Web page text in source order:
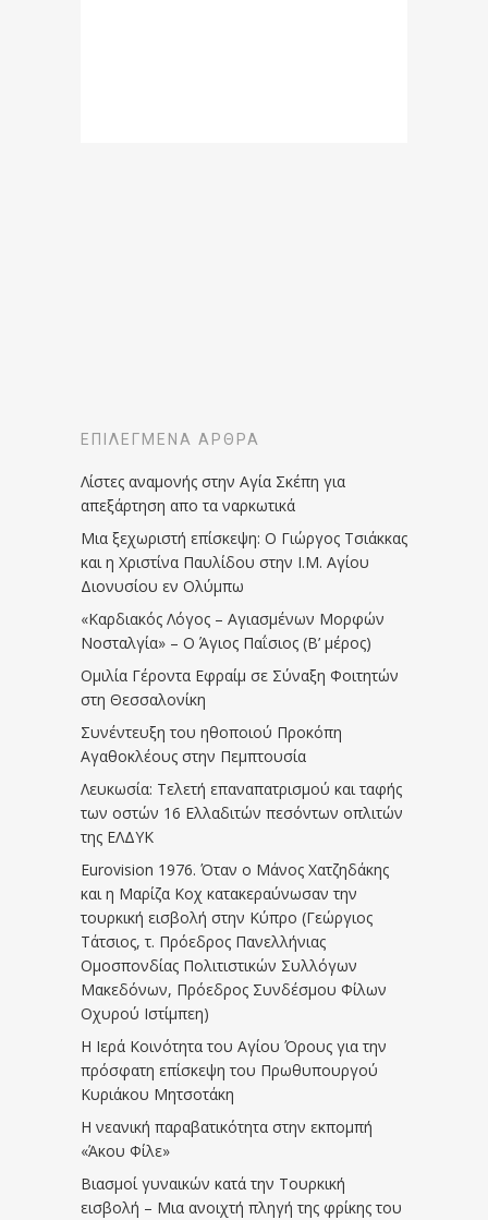
ΕΠΙΛΕΓΜΈΝΑ ΆΡΘΡΑ
Λίστες αναμονής στην Αγία Σκέπη για
απεξάρτηση απο τα ναρκωτικά
Μια ξεχωριστή επίσκεψη: Ο Γιώργος Τσιάκκας
και η Χριστίνα Παυλίδου στην Ι.Μ. Αγίου
Διονυσίου εν Ολύμπω
«Καρδιακός Λόγος – Αγιασμένων Μορφών
Νοσταλγία» – Ο Άγιος Παΐσιος (Β’ μέρος)
Ομιλία Γέροντα Εφραίμ σε Σύναξη Φοιτητών
στη Θεσσαλονίκη
Συνέντευξη του ηθοποιού Προκόπη
Αγαθοκλέους στην Πεμπτουσία
Λευκωσία: Τελετή επαναπατρισμού και ταφής
των οστών 16 Ελλαδιτών πεσόντων οπλιτών
της ΕΛΔΥΚ
Eurovision 1976. Όταν ο Μάνος Χατζηδάκης
και η Μαρίζα Κοχ κατακεραύνωσαν την
τουρκική εισβολή στην Κύπρο (Γεώργιος
Τάτσιος, τ. Πρόεδρος Πανελλήνιας
Ομοσπονδίας Πολιτιστικών Συλλόγων
Μακεδόνων, Πρόεδρος Συνδέσμου Φίλων
Οχυρού Ιστίμπεη)
Η Ιερά Κοινότητα του Αγίου Όρους για την
πρόσφατη επίσκεψη του Πρωθυπουργού
Κυριάκου Μητσοτάκη
Η νεανική παραβατικότητα στην εκπομπή
«Άκου Φίλε»
Βιασμοί γυναικών κατά την Τουρκική
εισβολή – Μια ανοιχτή πληγή της φρίκης του